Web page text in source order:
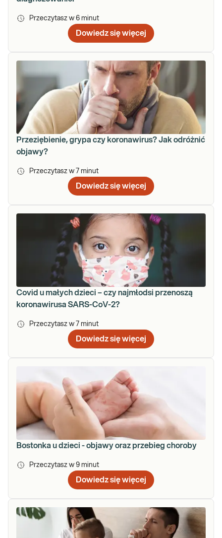
Przeczytasz w 6 minut
Dowiedz się więcej
Przeziębienie, grypa czy koronawirus? Jak odróżnić
objawy?
Przeczytasz w 7 minut
Dowiedz się więcej
Covid u małych dzieci – czy najmłodsi przenoszą
koronawirusa SARS-CoV-2?
Przeczytasz w 7 minut
Dowiedz się więcej
Bostonka u dzieci - objawy oraz przebieg choroby
Przeczytasz w 9 minut
Dowiedz się więcej